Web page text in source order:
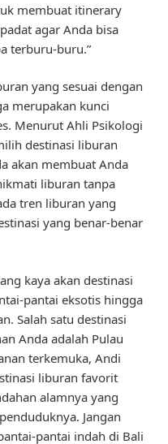
membuat itinerary
agar Anda bisa
terburu-buru.”
yang sesuai dengan
merupakan kunci
Menurut Ahli Psikologi
destinasi liburan
akan membuat Anda
liburan tanpa
tren liburan yang
yang benar-benar
kaya akan destinasi
pantai eksotis hingga
Salah satu destinasi
Anda adalah Pulau
terkemuka, Andi
liburan favorit
alamnya yang
Jangan
pantai indah di Bali